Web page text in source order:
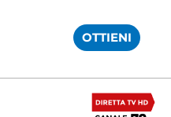
OTTIENI